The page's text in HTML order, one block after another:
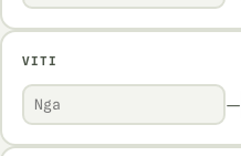
VITI
—